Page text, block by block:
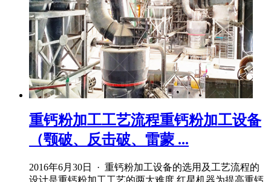
重钙粉加工工艺流程重钙粉加工设备
（颚破、反击破、雷蒙 ...
2016年6月30日 · 重钙粉加工设备的选用及工艺流程的
设计是重钙粉加工工艺的两大难度,红星机器为提高重钙